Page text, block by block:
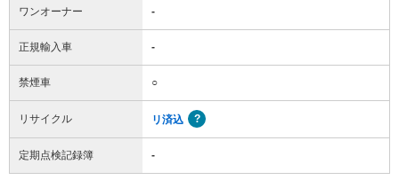
ワンオーナー -
正規輸入車 -
禁煙車 ○
リサイクル リ済込
定期点検記録簿 -